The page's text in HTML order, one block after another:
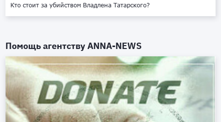
Кто стоит за убийством Владлена Татарского?
Помощь агентствуANNA-NEWS